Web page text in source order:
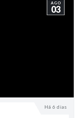
Há 6 dias
AGO
03